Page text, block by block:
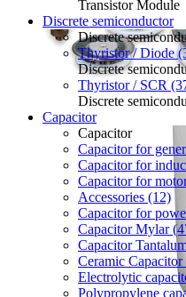
Transistor Module
Discrete semiconductor
Discrete
Thyristor / Diode
Discrete
Thyristor / SCR
Discrete
Capacitor
Capacitor
Capacitor for
Capacitor for
Capacitor for
Accessories (12)
Capacitor for
Capacitor Mylar
Capacitor
Ceramic Capacitor
Electrolytic
Polypropylene